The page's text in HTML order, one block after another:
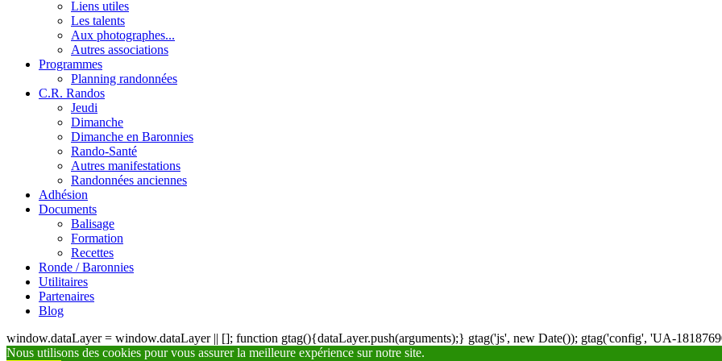
Liens utiles
Les talents
Aux photographes...
Autres associations
Programmes
Planning randonnées
C.R. Randos
Jeudi
Dimanche
Dimanche en Baronnies
Rando-Santé
Autres manifestations
Randonnées anciennes
Adhésion
Documents
Balisage
Formation
Recettes
Ronde / Baronnies
Utilitaires
Partenaires
Blog
window.dataLayer = window.dataLayer || []; function gtag(){dataLayer.push(arguments);} gtag('js', new Date()); gtag('config', 'UA-
Nous utilisons des cookies pour vous assurer la meilleure expérience sur notre site.